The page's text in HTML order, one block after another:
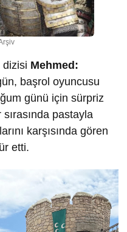
dizisi Mehmed:
başrol oyuncusu
günü için sürpriz
pastayla
karşısında gören
etti.